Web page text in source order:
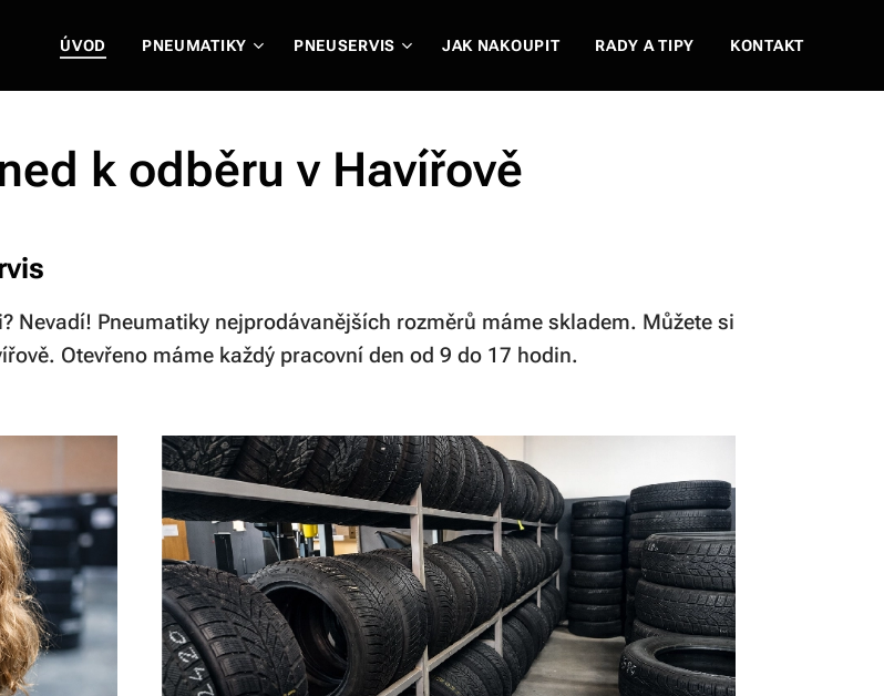
ÚVOD PNEUMATIKY PNEUSERVIS JAK NAKOUPIT RADY A TIPY KONTAKT
k odběru v Havířově
Nevadí! Pneumatiky nejprodávanějších rozměrů máme skladem. Můžete si
Otevřeno máme každý pracovní den od 9 do 17 hodin.